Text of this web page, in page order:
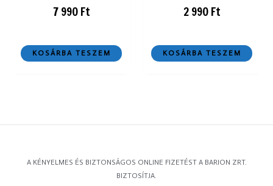
7 990Ft
KOSÁRBA TESZEM
2 990Ft
KOSÁRBA TESZEM
A KÉNYELMES ÉS BIZTONSÁGOS ONLINE FIZETÉST A BARION ZRT.
BIZTOSÍTJA.